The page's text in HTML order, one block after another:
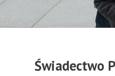
Świadectwo